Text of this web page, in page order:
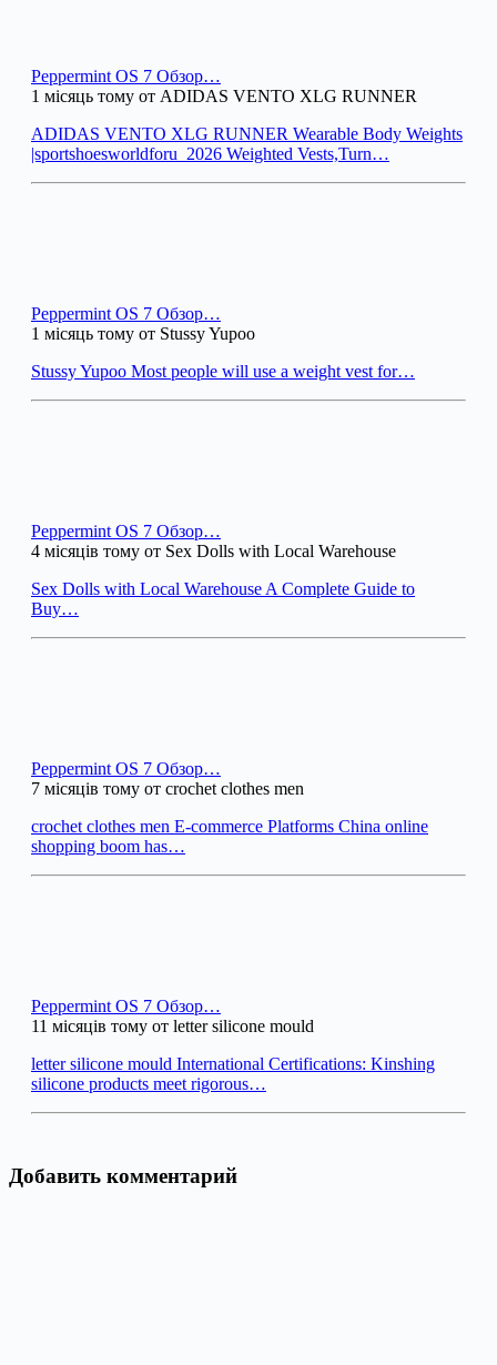
Peppermint OS 7 Обзор…
1 місяць тому от ADIDAS VENTO XLG RUNNER
ADIDAS VENTO XLG RUNNER Wearable Body Weights
|sportshoesworldforu_2026 Weighted Vests,Turn…
Peppermint OS 7 Обзор…
1 місяць тому от Stussy Yupoo
Stussy Yupoo Most people will use a weight vest for…
Peppermint OS 7 Обзор…
4 місяців тому от Sex Dolls with Local Warehouse
Sex Dolls with Local Warehouse A Complete Guide to
Buy…
Peppermint OS 7 Обзор…
7 місяців тому от crochet clothes men
crochet clothes men E-commerce Platforms China online
shopping boom has…
Peppermint OS 7 Обзор…
11 місяців тому от letter silicone mould
letter silicone mould International Certifications: Kinshing
silicone products meet rigorous…
Добавить комментарий